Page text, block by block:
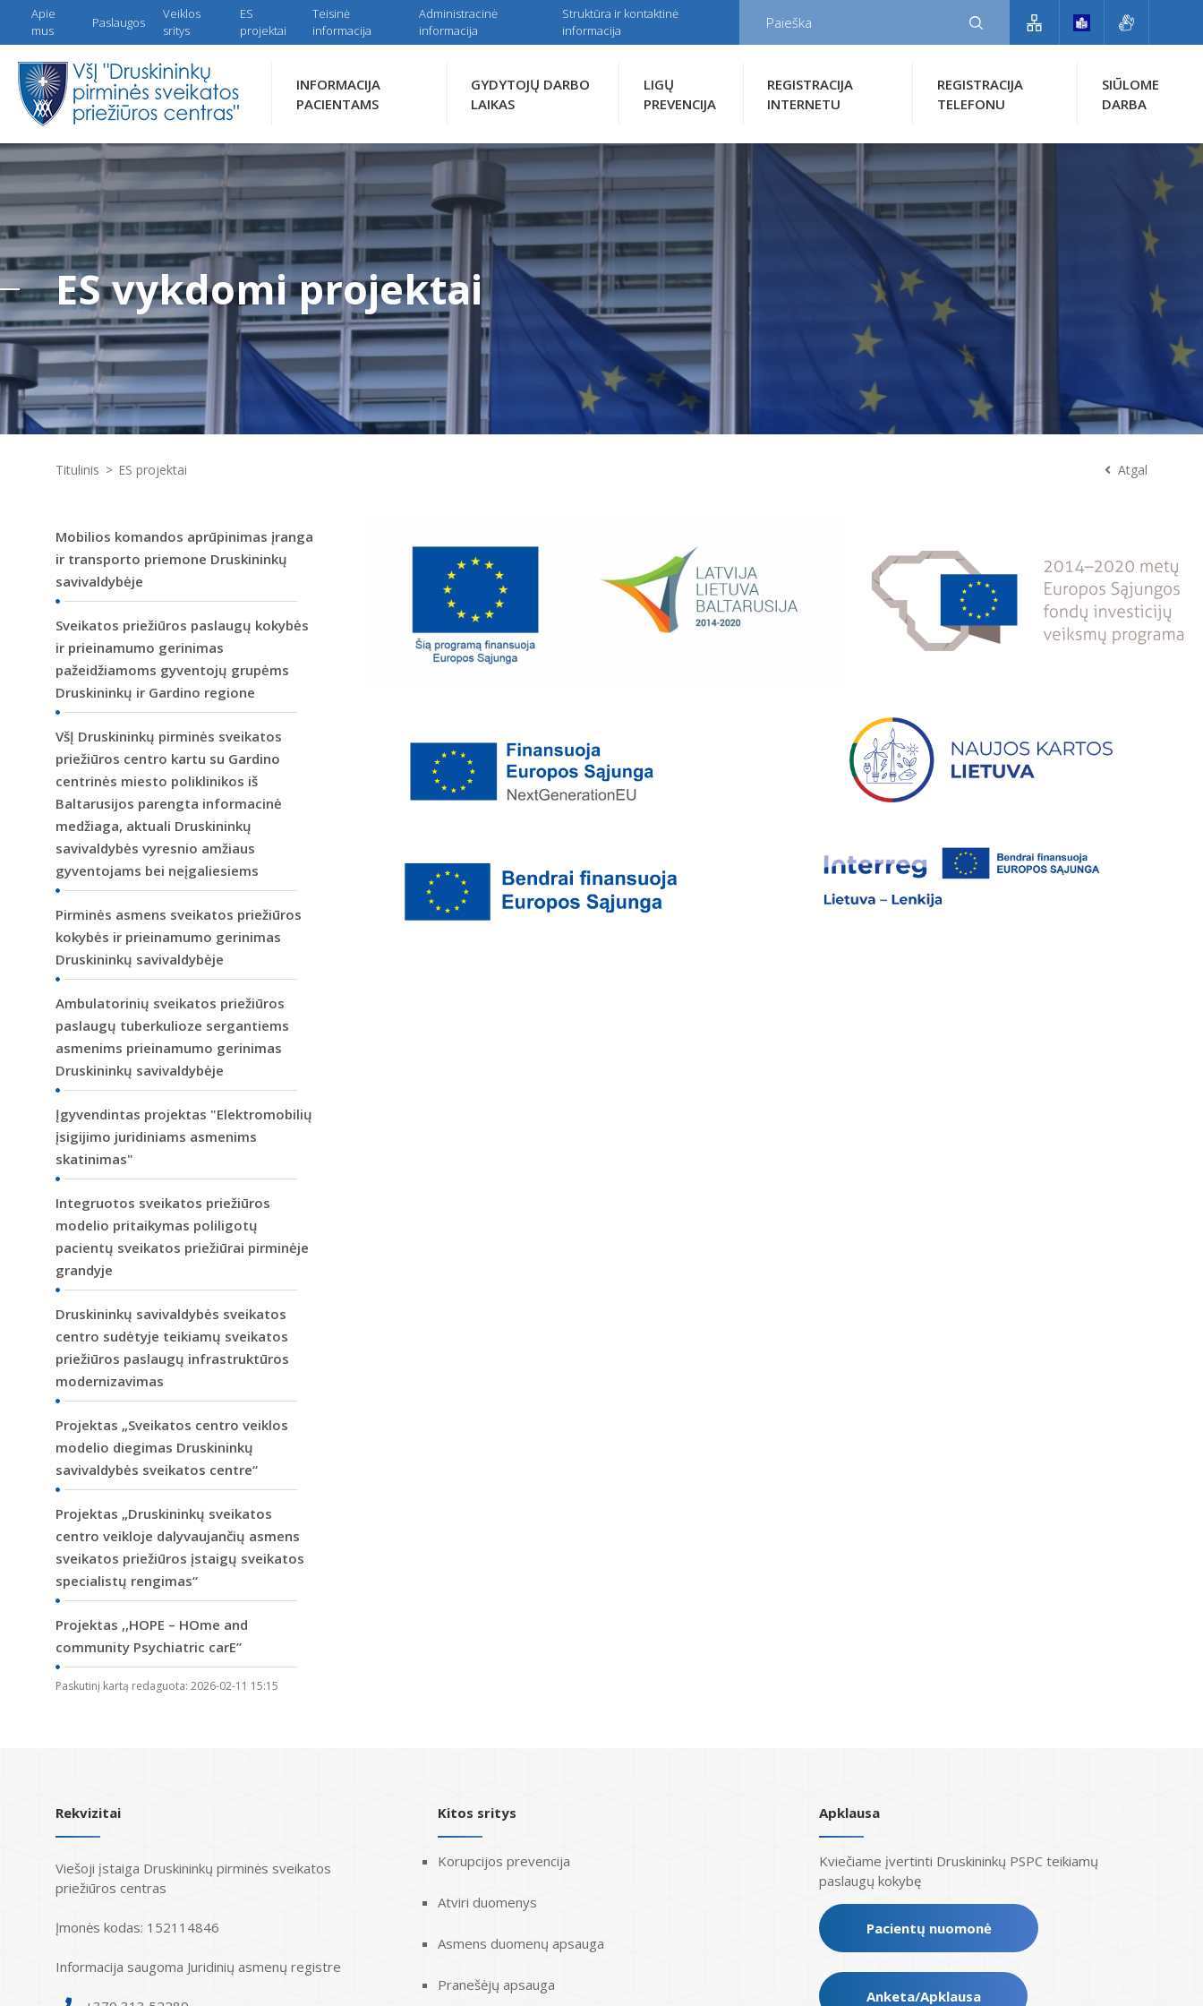
Apie
mus
Paslaugos
Veiklos
sritys
ES
projektai
Teisinė
informacija
Administracinė
informacija
Struktūra ir kontaktinė
informacija
INFORMACIJA
PACIENTAMS
GYDYTOJŲ DARBO
LAIKAS
LIGŲ
PREVENCIJA
REGISTRACIJA
INTERNETU
REGISTRACIJA
TELEFONU
SIŪLOME
DARBA
ES vykdomi projektai
Titulinis ES projektai Atgal
Mobilios komandos aprūpinimas įranga
ir transporto priemone Druskininkų
savivaldybėje
Sveikatos priežiūros paslaugų kokybės
ir prieinamumo gerinimas
pažeidžiamoms gyventojų grupėms
Druskininkų ir Gardino regione
VšĮ Druskininkų pirminės sveikatos
priežiūros centro kartu su Gardino
centrinės miesto poliklinikos iš
Baltarusijos parengta informacinė
medžiaga, aktuali Druskininkų
savivaldybės vyresnio amžiaus
gyventojams bei neįgaliesiems
Pirminės asmens sveikatos priežiūros
kokybės ir prieinamumo gerinimas
Druskininkų savivaldybėje
Ambulatorinių sveikatos priežiūros
paslaugų tuberkulioze sergantiems
asmenims prieinamumo gerinimas
Druskininkų savivaldybėje
Įgyvendintas projektas "Elektromobilių
įsigijimo juridiniams asmenims
skatinimas"
Integruotos sveikatos priežiūros
modelio pritaikymas poliligotų
pacientų sveikatos priežiūrai pirminėje
grandyje
Druskininkų savivaldybės sveikatos
centro sudėtyje teikiamų sveikatos
priežiūros paslaugų infrastruktūros
modernizavimas
Projektas „Sveikatos centro veiklos
modelio diegimas Druskininkų
savivaldybės sveikatos centre“
Projektas „Druskininkų sveikatos
centro veikloje dalyvaujančių asmens
sveikatos priežiūros įstaigų sveikatos
specialistų rengimas“
Projektas ,,HOPE – HOme and
community Psychiatric carE”
Paskutinį kartą redaguota: 2026-02-11 15:15
Rekvizitai
Viešoji įstaiga Druskininkų pirminės sveikatos
priežiūros centras
Įmonės kodas: 152114846
Informacija saugoma Juridinių asmenų registre
Kitos sritys
Korupcijos prevencija
Atviri duomenys
Asmens duomenų apsauga
Pranešėjų apsauga
Apklausa
Kviečiame įvertinti Druskininkų PSPC teikiamų
paslaugų kokybę
Pacientų nuomonė
Anketa/Apklausa